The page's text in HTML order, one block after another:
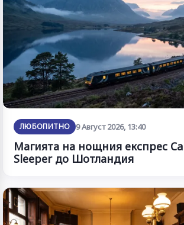
ЛЮБОПИТНО 9 Август 2026, 13:40
Магията на нощния експрес
Sleeper до Шотландия